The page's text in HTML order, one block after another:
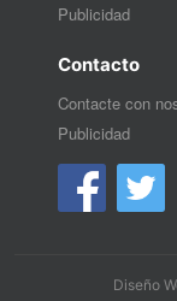
Publicidad
Contacto
Contacte con
Publicidad
Diseño